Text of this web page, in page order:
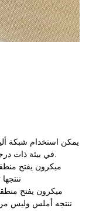
ننتجه أملس وليس من